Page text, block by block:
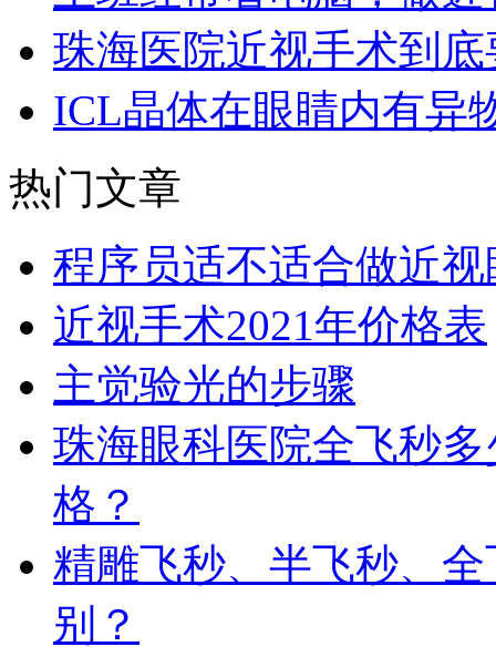
珠海医院近视手术到
ICL晶体在眼睛内有异
热门文章
程序员适不适合做近视
近视手术2021年价格表
主觉验光的步骤
珠海眼科医院全飞秒
格？
精雕飞秒、半飞秒、
别？